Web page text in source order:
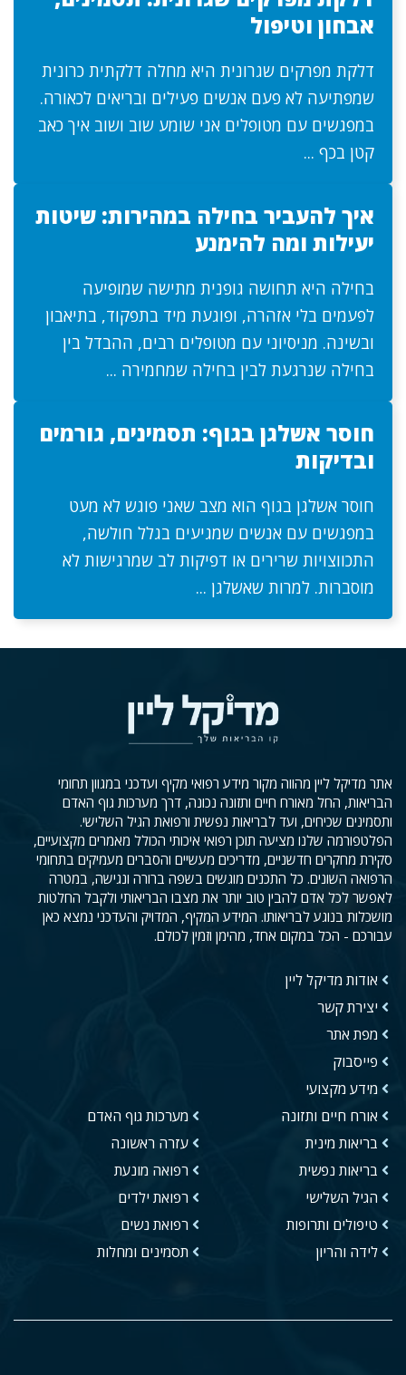
אבחון וטיפול
דלקת מפרקים שגרונית היא מחלה דלקתית כרונית
שמפתיעה לא פעם אנשים פעילים ובריאים לכאורה.
במפגשים עם מטופלים אני שומע שוב ושוב איך כאב
קטן בכף ...
איך להעביר בחילה במהירות: שיטות
יעילות ומה להימנע
בחילה היא תחושה גופנית מתישה שמופיעה
לפעמים בלי אזהרה, ופוגעת מיד בתפקוד, בתיאבון
ובשינה. מניסיוני עם מטופלים רבים, ההבדל בין
בחילה שנרגעת לבין בחילה שמחמירה ...
חוסר אשלגן בגוף: תסמינים, גורמים
ובדיקות
חוסר אשלגן בגוף הוא מצב שאני פוגש לא מעט
במפגשים עם אנשים שמגיעים בגלל חולשה,
התכווצויות שרירים או דפיקות לב שמרגישות לא
מוסברות. למרות שאשלגן ...
אתר מדיקל ליין מהווה מקור מידע רפואי מקיף ועדכני במגוון תחומי
הבריאות, החל מאורח חיים ותזונה נכונה, דרך מערכות גוף האדם
ותסמינים שכיחים, ועד לבריאות נפשית ורפואת הגיל השלישי.
הפלטפורמה שלנו מציעה תוכן רפואי איכותי הכולל מאמרים מקצועיים,
סקירת מחקרים חדשניים, מדריכים מעשיים והסברים מעמיקים בתחומי
הרפואה השונים. כל התכנים מוגשים בשפה ברורה ונגישה, במטרה
לאפשר לכל אדם להבין טוב יותר את מצבו הבריאותי ולקבל החלטות
מושכלות בנוגע לבריאותו. המידע המקיף, המדויק והעדכני נמצא כאן
עבורכם - הכל במקום אחד, מהימן וזמין לכולם.
אודות מדיקל ליין
יצירת קשר
מפת אתר
פייסבוק
מידע מקצועי
אורח חיים ותזונה
בריאות מינית
בריאות נפשית
הגיל השלישי
טיפולים ותרופות
לידה והריון
מערכות גוף האדם
עזרה ראשונה
רפואה מונעת
רפואת ילדים
רפואת נשים
תסמינים ומחלות